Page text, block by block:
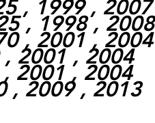
, 1999 , 2007
, 1998 , 2008
, 2001 , 2004
, 2001 , 2004
, 2001 , 2004
, 2009 , 2013